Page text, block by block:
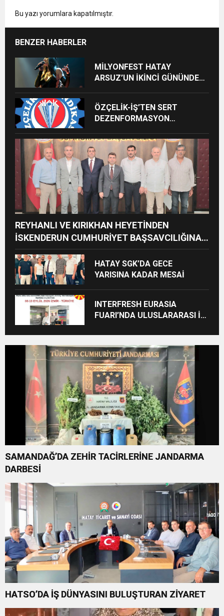
Bu yazı yorumlara kapatılmıştır.
BENZER HABERLER
MİLYONFEST HATAY
ARSUZ’UN İKİNCİ GÜNÜNDE
ÖZÇELİK-İŞ’TEN SERT
DEZENFORMASYON
CEZAİ SÜREÇ BAŞLATILDI”
REYHANLI VE KIRIKHAN HEYETİNDEN
İSKENDERUN CUMHURİYET BAŞSAVCILIĞINA
ZİYARET
HATAY SGK’DA GECE
YARISINA KADAR MESAİ
INTERFRESH EURASIA
FUARI’NDA ULUSLARARASI İŞ
BAŞLADI
SAMANDAĞ’DA ZEHİR TACİRLERİNE JANDARMA
DARBESİ
HATSO’DA İŞ DÜNYASINI BULUŞTURAN ZİYARET